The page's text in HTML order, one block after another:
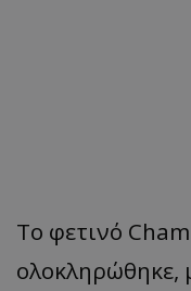
Το φετινό
ολοκληρώθηκε,